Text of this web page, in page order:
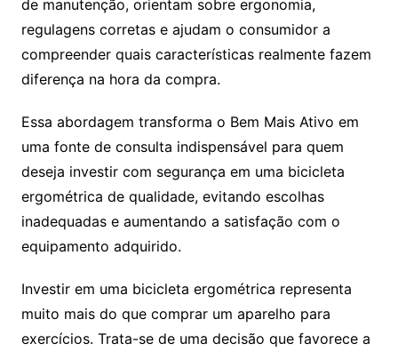
de manutenção, orientam sobre ergonomia,
regulagens corretas e ajudam o consumidor a
compreender quais características realmente fazem
diferença na hora da compra.
Essa abordagem transforma o Bem Mais Ativo em
uma fonte de consulta indispensável para quem
deseja investir com segurança em uma bicicleta
ergométrica de qualidade, evitando escolhas
inadequadas e aumentando a satisfação com o
equipamento adquirido.
Investir em uma bicicleta ergométrica representa
muito mais do que comprar um aparelho para
exercícios. Trata-se de uma decisão que favorece a